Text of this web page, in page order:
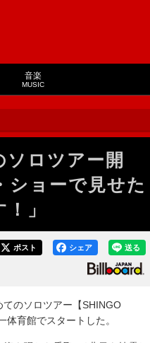
音楽
MUSIC
ソロツアー開
ョーで見せた
」
送る
シェア
ポスト
のソロツアー【SHINGO
育館でスタートした。